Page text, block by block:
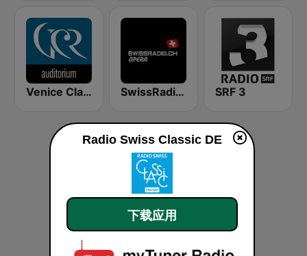
Venice Classic Radio | VCR Auditorium SwissRadio.ch Classical Opera SRF 3
Radio Swiss Classic DE
下载应用